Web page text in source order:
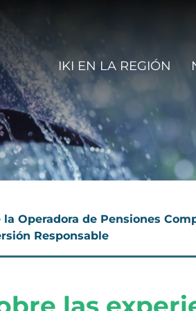
navigation
IKI EN LA REGIÓN
Operadora de Pensiones
Responsable